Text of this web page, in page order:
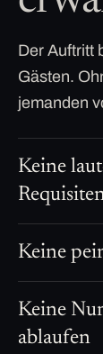
Der Auftritt
Gästen.
jemanden
Keine
Keine
Keine
ablaufen